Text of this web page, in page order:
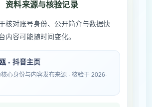
资料来源与核验记录
核对账号身份、公开简介与数据快
内容可能随时间变化。
- 抖音主页
心身份与内容发布来源 · 核验于 2026-